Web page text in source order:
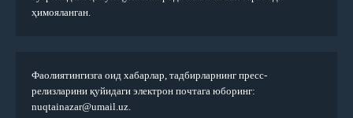
ҳимояланган.
Фаолиятингизга оид хабарлар, тадбирларнинг пресс-
релизларини қуйидаги электрон почтага юборинг:
nuqtainazar@umail.uz.